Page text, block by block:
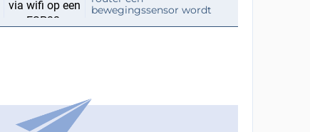
bewegingssensor wordt